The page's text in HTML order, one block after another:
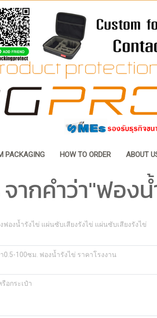
PACKAGING HOW TO ORDER ABOUT
ากคำว่า"ฟอง
ฟองน้ำรังไข่ แผ่นซับเสียงรังไข่ แผ่นซับเสียงรังไข่
100ซม. ฟองน้ำรังไข่ ราคาโรงงาน
อกระเป๋า